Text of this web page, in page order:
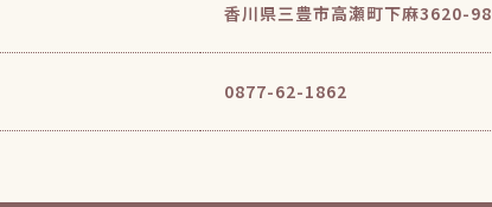
香川県三豊市高瀬町下麻3620-98
0877-62-1862